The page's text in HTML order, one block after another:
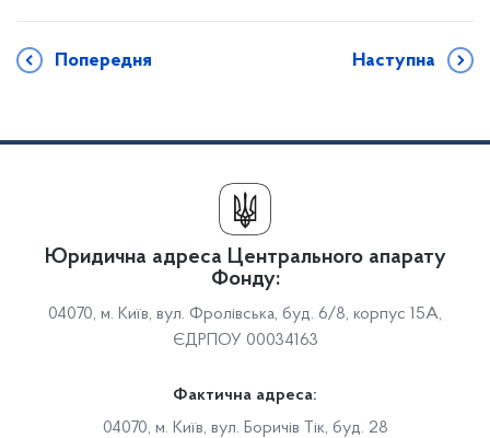
Попередня Наступна
Юридична адреса Центрального апарату
Фонду:
04070, м. Київ, вул. Фролівська, буд. 6/8, корпус 15А,
ЄДРПОУ 00034163
Фактична адреса:
04070, м. Київ, вул. Боричів Тік, буд. 28